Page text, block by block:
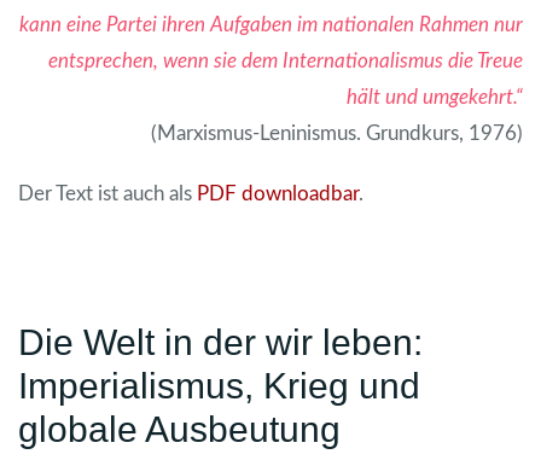
kann eine Partei ihren Aufgaben im nationalen Rahmen nur
entsprechen, wenn sie dem Internationalismus die Treue
hält und umgekehrt.“
(Marxismus-Leninismus. Grundkurs, 1976)
Der Text ist auch als PDF downloadbar.
Die Welt in der wir leben:
Imperialismus, Krieg und
globale Ausbeutung